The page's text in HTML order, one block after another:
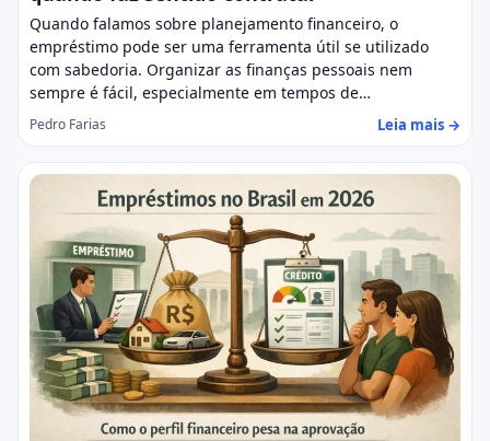
Quando falamos sobre planejamento financeiro, o
empréstimo pode ser uma ferramenta útil se utilizado
com sabedoria. Organizar as finanças pessoais nem
sempre é fácil, especialmente em tempos de…
Pedro Farias Leia mais →